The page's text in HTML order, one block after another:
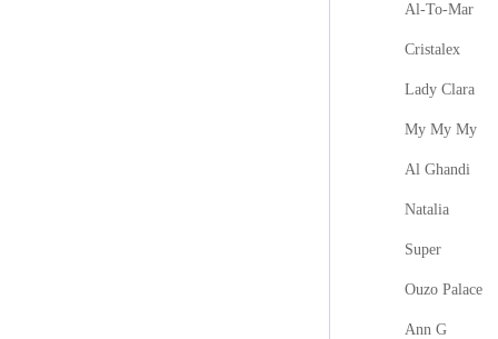
Al-To-Mar
Cristalex
Lady Clara
My My My
Al Ghandi
Natalia
Super
Ouzo Palace
Ann G